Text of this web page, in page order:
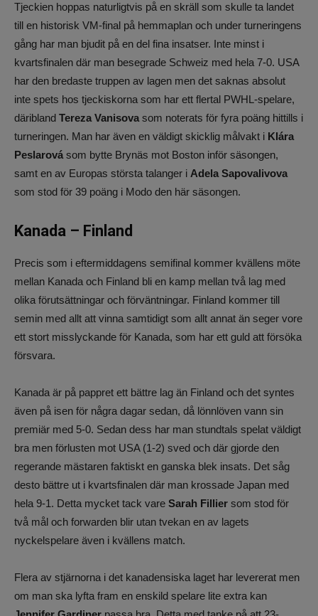
Tjeckien hoppas naturligtvis på en skräll som skulle ta landet
till en historisk VM-final på hemmaplan och under turneringens
gång har man bjudit på en del fina insatser. Inte minst i
kvartsfinalen där man besegrade Schweiz med hela 7-0. USA
har den bredaste truppen av lagen men det saknas absolut
inte spets hos tjeckiskorna som har ett flertal PWHL-spelare,
däribland Tereza Vanisova som noterats för fyra poäng hittills i
turneringen. Man har även en väldigt skicklig målvakt i Klára
Peslarová som bytte Brynäs mot Boston inför säsongen,
samt en av Europas största talanger i Adela Sapovalivova
som stod för 39 poäng i Modo den här säsongen.
Kanada – Finland
Precis som i eftermiddagens semifinal kommer kvällens möte
mellan Kanada och Finland bli en kamp mellan två lag med
olika förutsättningar och förväntningar. Finland kommer till
semin med allt att vinna samtidigt som allt annat än seger vore
ett stort misslyckande för Kanada, som har ett guld att försöka
försvara.
Kanada är på pappret ett bättre lag än Finland och det syntes
även på isen för några dagar sedan, då lönnlöven vann sin
premiär med 5-0. Sedan dess har man stundtals spelat väldigt
bra men förlusten mot USA (1-2) sved och där gjorde den
regerande mästaren faktiskt en ganska blek insats. Det såg
desto bättre ut i kvartsfinalen där man krossade Japan med
hela 9-1. Detta mycket tack vare Sarah Fillier som stod för
två mål och forwarden blir utan tvekan en av lagets
nyckelspelare även i kvällens match.
Flera av stjärnorna i det kanadensiska laget har levererat men
om man ska lyfta fram en enskild spelare lite extra kan